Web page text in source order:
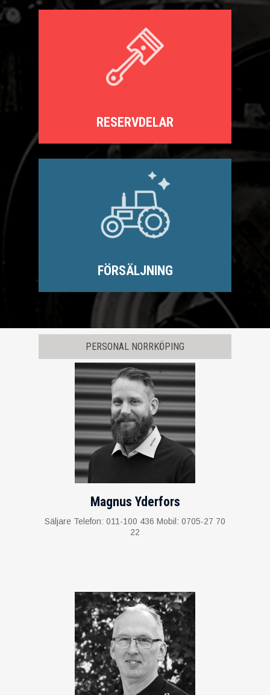
RESERVDELAR
FÖRSÄLJNING
PERSONAL NORRKÖPING
Magnus Yderfors
Säljare Telefon: 011-100 436 Mobil: 0705-27 70
22